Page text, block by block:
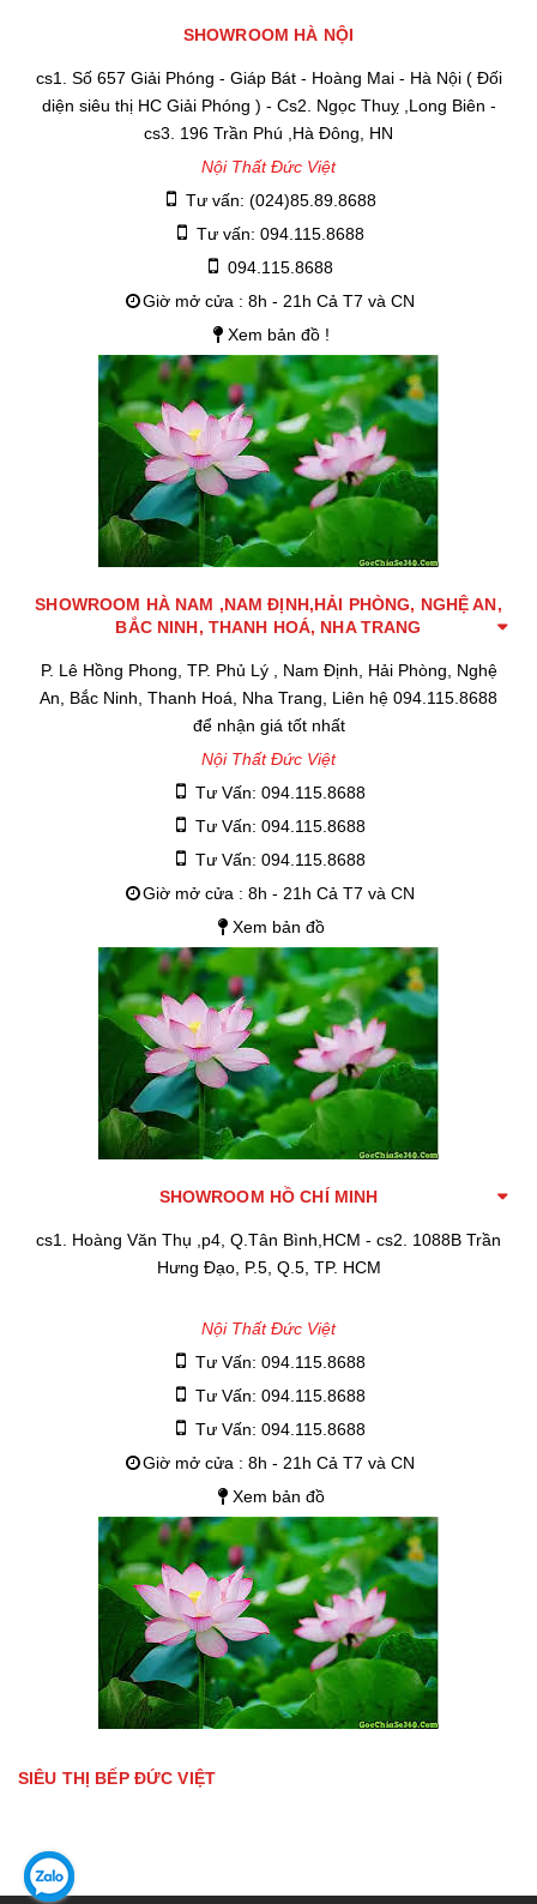
SHOWROOM HÀ NỘI
cs1. Số 657 Giải Phóng - Giáp Bát - Hoàng Mai - Hà Nội ( Đối
diện siêu thị HC Giải Phóng ) - Cs2. Ngọc Thuỵ ,Long Biên -
cs3. 196 Trần Phú ,Hà Đông, HN
Nội Thất Đức Việt
Tư vấn: (024)85.89.8688
Tư vấn: 094.115.8688
094.115.8688
Giờ mở cửa : 8h - 21h Cả T7 và CN
Xem bản đồ !
SHOWROOM HÀ NAM ,NAM ĐỊNH,HẢI PHÒNG, NGHỆ AN,
BẮC NINH, THANH HOÁ, NHA TRANG
P. Lê Hồng Phong, TP. Phủ Lý , Nam Định, Hải Phòng, Nghệ
An, Bắc Ninh, Thanh Hoá, Nha Trang, Liên hệ 094.115.8688
để nhận giá tốt nhất
Nội Thất Đức Việt
Tư Vấn: 094.115.8688
Tư Vấn: 094.115.8688
Tư Vấn: 094.115.8688
Giờ mở cửa : 8h - 21h Cả T7 và CN
Xem bản đồ
SHOWROOM HỒ CHÍ MINH
cs1. Hoàng Văn Thụ ,p4, Q.Tân Bình,HCM - cs2. 1088B Trần
Hưng Đạo, P.5, Q.5, TP. HCM
Nội Thất Đức Việt
Tư Vấn: 094.115.8688
Tư Vấn: 094.115.8688
Tư Vấn: 094.115.8688
Giờ mở cửa : 8h - 21h Cả T7 và CN
Xem bản đồ
SIÊU THỊ BẾP ĐỨC VIỆT